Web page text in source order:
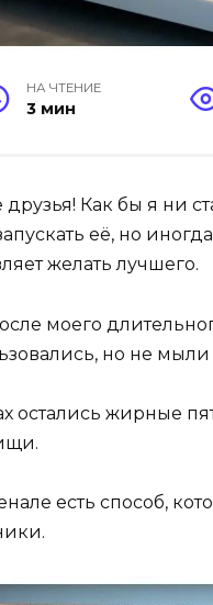
НА ЧТЕНИЕ
3 мин
Как бы я ни
её, но иногда
желать лучшего.
моего
но не мыли
остались жирные
есть способ,